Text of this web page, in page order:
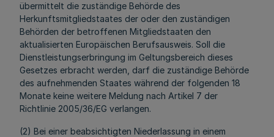
übermittelt die zuständige Behörde des
Herkunftsmitgliedstaates der oder den zuständigen
Behörden der betroffenen Mitgliedstaaten den
aktualisierten Europäischen Berufsausweis. Soll die
Dienstleistungserbringung im Geltungsbereich dieses
Gesetzes erbracht werden, darf die zuständige Behörde
des aufnehmenden Staates während der folgenden 18
Monate keine weitere Meldung nach Artikel 7 der
Richtlinie 2005/36/EG verlangen.
(2) Bei einer beabsichtigten Niederlassung in einem